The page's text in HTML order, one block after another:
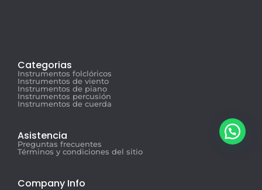
Categorias
Instrumentos folclóricos
Instrumentos de viento
Instrumentos de piano
Instrumentos percusión
Instrumentos de cuerda
Asistencia
Preguntas frecuentes
Términos y condiciones del sitio
Company Info